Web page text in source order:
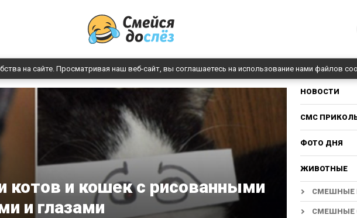
на сайте. Просматривая наш веб-сайт, вы соглашаетесь на использование нами файлов
и кошек с рисованными
и глазами
НОВОСТИ
СМС
ФОТО ДНЯ
ЖИВОТНЫЕ
СМЕШНЫЕ
СМЕШНЫЕ